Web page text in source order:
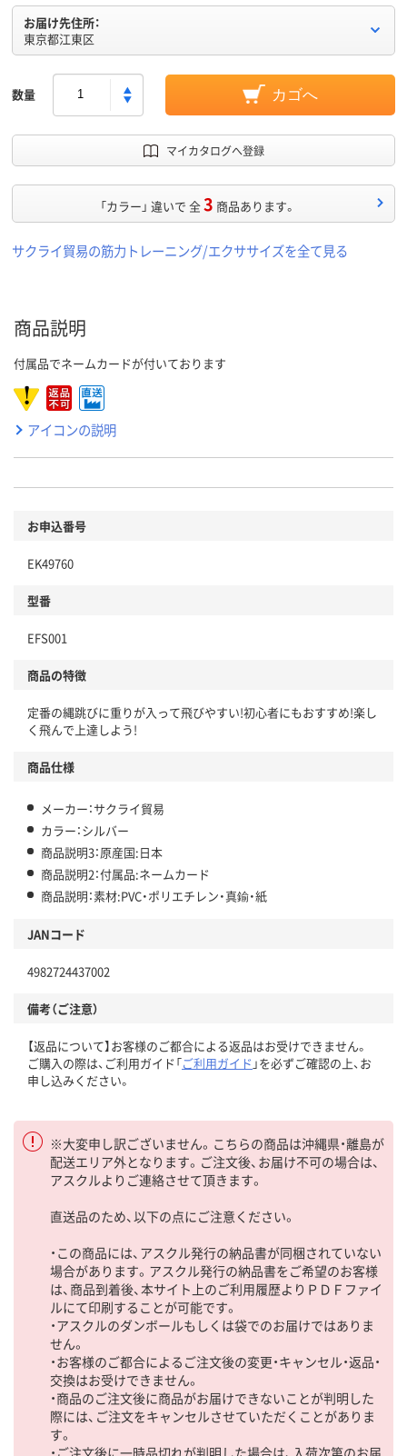
お届け先住所：
東京都江東区
数量 カゴへ
マイカタログへ登録
「カラー」 違いで 全3 商品あります。
サクライ貿易の筋力トレーニング/エクササイズを全て見る
商品説明
付属品でネームカードが付いております
アイコンの説明
お申込番号
EK49760
型番
EFS001
商品の特徴
定番の縄跳びに重りが入って飛びやすい!初心者にもおすすめ!楽し
く飛んで上達しよう!
商品仕様
メーカー：サクライ貿易
カラー：シルバー
商品説明3：原産国:日本
商品説明2：付属品:ネームカード
商品説明：素材:PVC・ポリエチレン・真鍮・紙
JANコード
4982724437002
備考（ご注意）
【返品について】お客様のご都合による返品はお受けできません。
ご購入の際は、ご利用ガイド「ご利用ガイド 」を必ずご確認の上、お
申し込みください。
※大変申し訳ございません。こちらの商品は沖縄県・離島が
配送エリア外となります。ご注文後、お届け不可の場合は、
アスクルよりご連絡させて頂きます。
直送品のため、以下の点にご注意ください。
・この商品には、アスクル発行の納品書が同梱されていない
場合があります。アスクル発行の納品書をご希望のお客様
は、商品到着後、本サイト上のご利用履歴よりＰＤＦファイ
ルにて印刷することが可能です。
・アスクルのダンボールもしくは袋でのお届けではありま
せん。
・お客様のご都合によるご注文後の変更・キャンセル・返品・
交換はお受けできません。
・商品のご注文後に商品がお届けできないことが判明した
際には、ご注文をキャンセルさせていただくことがありま
す。
・ご注文後に一時品切れが判明した場合は、入荷次第のお届